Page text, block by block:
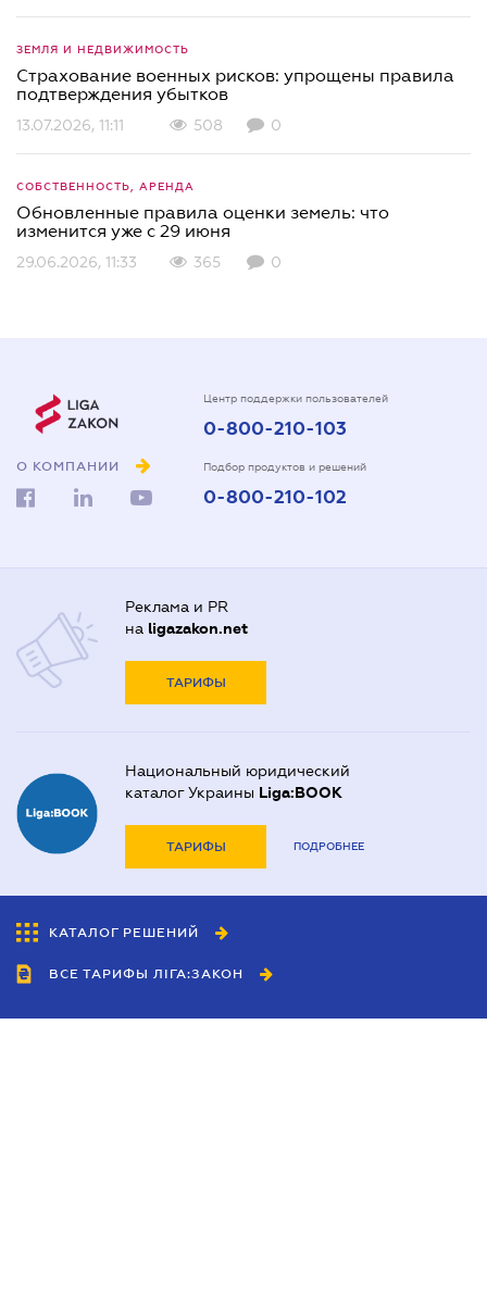
ЗЕМЛЯ И НЕДВИЖИМОСТЬ
Страхование военных рисков: упрощены правила
подтверждения убытков
13.07.2026, 11:11 508 0
СОБСТВЕННОСТЬ, АРЕНДА
Обновленные правила оценки земель: что
изменится уже с 29 июня
29.06.2026, 11:33 365 0
О КОМПАНИИ
Центр поддержки пользователей
0-800-210-103
Подбор продуктов и решений
0-800-210-102
Реклама и PR
на ligazakon.net
ТАРИФЫ
Национальный юридический
каталог Украины Liga:BOOK
ТАРИФЫ ПОДРОБНЕЕ
КАТАЛОГ РЕШЕНИЙ
ВСЕ ТАРИФЫ ЛІГА:ЗАКОН